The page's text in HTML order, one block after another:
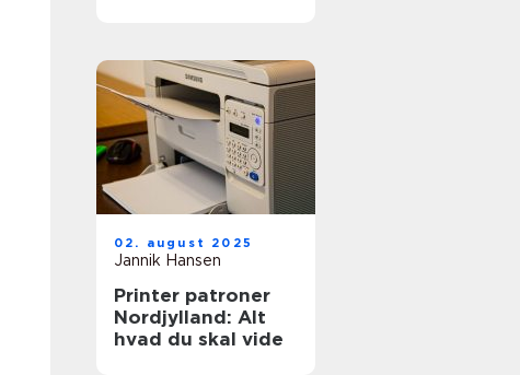
02. august 2025
Jannik Hansen
Printer patroner
Nordjylland: Alt
hvad du skal vide